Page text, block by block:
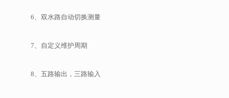
6、双水路自动切换测量
7、自定义维护周期
8、五路输出，三路输入